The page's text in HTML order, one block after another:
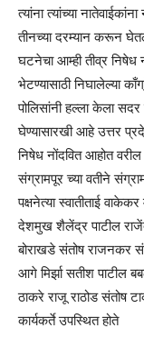
त्यांना त्यांच्या
तीनच्या दरम्यान करून
घटनेचा आम्ही तीव्र निषेध
भेटण्यासाठी निघालेल्या
पोलिसांनी हल्ला केला सदर
घेण्यासारखी आहे उत्तर
निषेध नोंदवित आहोत
संग्रामपूर च्या वतीने
पक्षनेत्या स्वातीताई
देशमुख शैलेंद्र पाटील
बोराखडे संतोष
आगे मिर्झा सतीश पाटील
ठाकरे राजू राठोड संतोष
कार्यकर्ते उपस्थित होते